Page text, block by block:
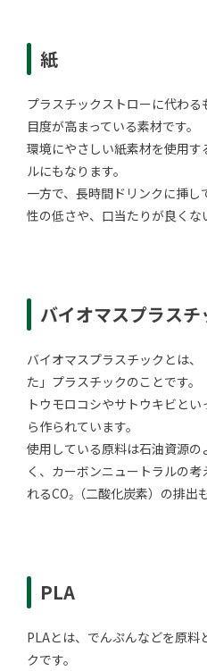
紙
プラスチックストローに代わ
目度が高まっている素材です。
環境にやさしい紙素材を使用
ルにもなります。
一方で、長時間ドリンクに挿し
性の低さや、口当たりが良くな
バイオマスプラスチ
バイオマスプラスチックとは
た」プラスチックのことです。
トウモロコシやサトウキビと
ら作られています。
使用している原料は石油資源
く、カーボンニュートラルの
れるCO₂（二酸化炭素）の排出
PLA
PLAとは、でんぷんなどを原料
クです。